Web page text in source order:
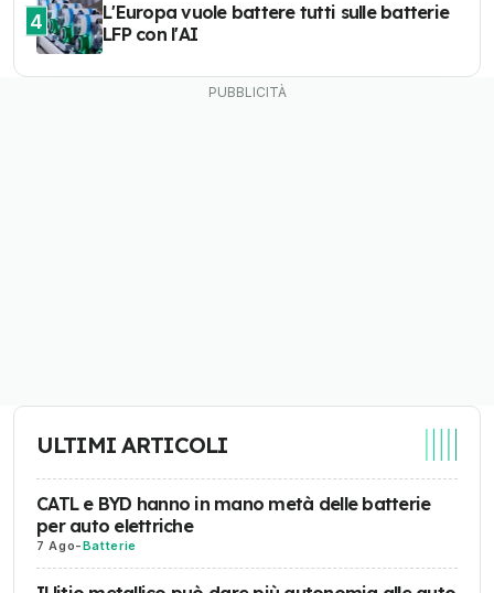
4
L'Europa vuole battere tutti sulle batterie
LFP con l'AI
ULTIMI ARTICOLI
CATL e BYD hanno in mano metà delle batterie
per auto elettriche
7 Ago-Batterie